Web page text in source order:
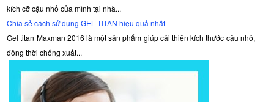
kích cỡ cậu nhỏ của mình tại nhà...
Chia sẻ cách sử dụng GEL TITAN hiệu quả nhất
Gel titan Maxman 2016 là một sản phẩm giúp cải thiện kích thước cậu nhỏ,
đồng thời chống xuất...